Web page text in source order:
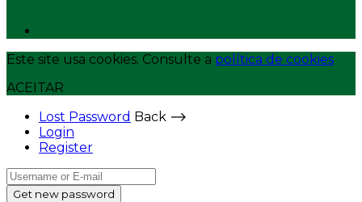
Este site usa cookies. Consulte a política de cookies
ACEITAR
Lost Password Back ⟶
Login
Register
Get new password